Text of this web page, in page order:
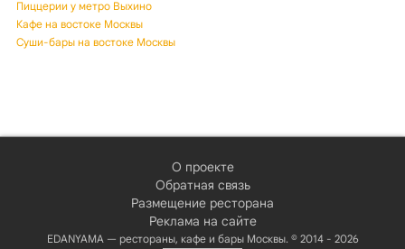
Пиццерии у метро Выхино
Кафе на востоке Москвы
Суши-бары на востоке Москвы
О проекте
Обратная связь
Размещение ресторана
Реклама на сайте
EDANYAMA — рестораны, кафе и бары Москвы. © 2014 - 2026